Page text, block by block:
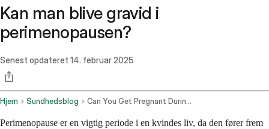
Kan man blive gravid i
perimenopausen?
Senest opdateret 14. februar 2025
Hjem Sundhedsblog Can You Get Pregnant During Perimenopause
Perimenopause er en vigtig periode i en kvindes liv, da den fører frem